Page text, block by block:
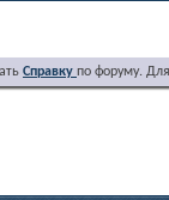
Справку по форуму.